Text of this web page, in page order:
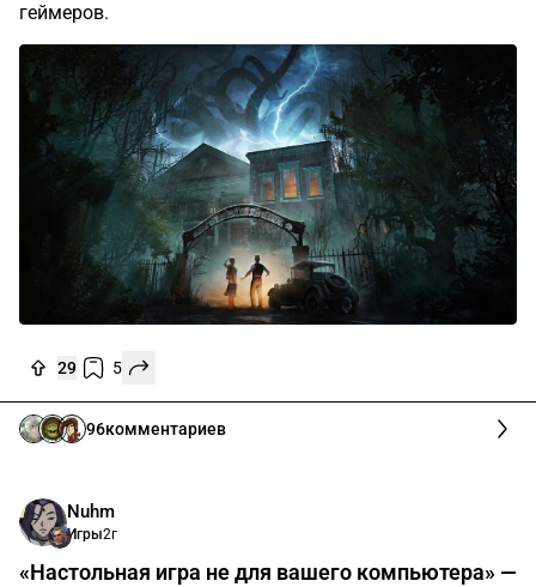
геймеров.
29 5
96комментариев
Nuhm
Игры2г
«Настольная игра не для вашего компьютера» —